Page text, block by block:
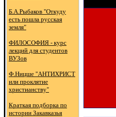
Б.А.Рыбаков "Откуду
есть пошла русская
земля"
ФИЛОСОФИЯ - курс
лекций для студентов
ВУЗов
Ф.Ницше "АНТИХРИСТ
или проклятие
христианству"
Краткая подборка по
истории Закавказья